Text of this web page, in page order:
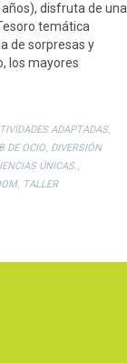
disfruta de una
temática
de sorpresas y
los mayores
ADAPTADAS,
DE OCIO, DIVERSIÓN
ÚNICAS.,
, TALLER